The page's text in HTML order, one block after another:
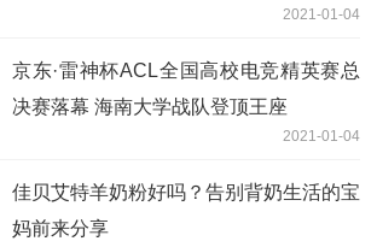
2021-01-04
京东·雷神杯ACL全国高校电竞精英赛总
决赛落幕 海南大学战队登顶王座
2021-01-04
佳贝艾特羊奶粉好吗？告别背奶生活的宝
妈前来分享